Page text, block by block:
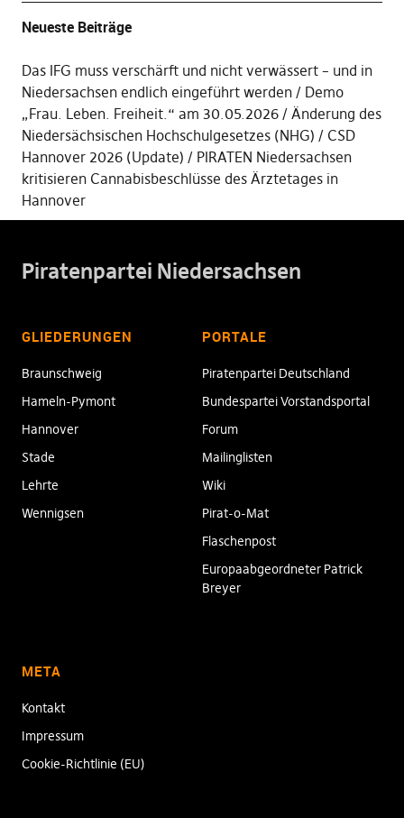
Neueste Beiträge
Das IFG muss verschärft und nicht verwässert – und in
Niedersachsen endlich eingeführt werden
Demo
„Frau. Leben. Freiheit.“ am 30.05.2026
Änderung des
Niedersächsischen Hochschulgesetzes (NHG)
CSD
Hannover 2026 (Update)
PIRATEN Niedersachsen
kritisieren Cannabisbeschlüsse des Ärztetages in
Hannover
Piratenpartei Niedersachsen
GLIEDERUNGEN
Braunschweig
Hameln-Pymont
Hannover
Stade
Lehrte
Wennigsen
PORTALE
Piratenpartei Deutschland
Bundespartei Vorstandsportal
Forum
Mailinglisten
Wiki
Pirat-o-Mat
Flaschenpost
Europaabgeordneter Patrick
Breyer
META
Kontakt
Impressum
Cookie-Richtlinie (EU)